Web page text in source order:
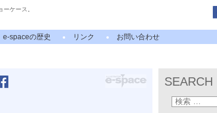
ケース。
e-spaceの歴史 リンク お問い合わせ
SEARCH